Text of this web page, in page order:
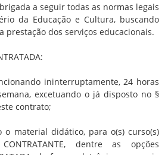
a seguir todas as normas legais
da Educação e Cultura, buscando
prestação dos serviços educacionais.
ininterruptamente, 24 horas
excetuando o já disposto no §
contrato;
material didático, para o(s) curso(s)
dentre as opções